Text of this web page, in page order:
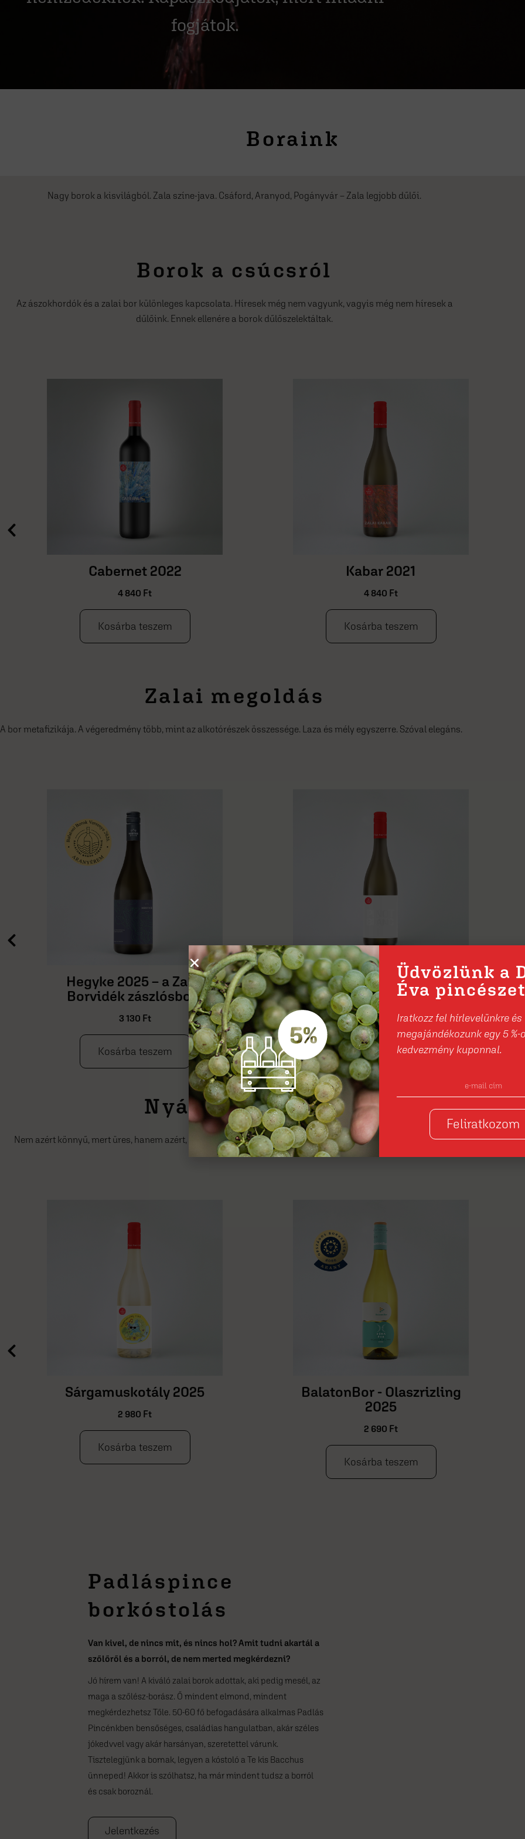
fogjátok.
Boraink
Nagy borok a kisvilágból. Zala színe-java. Csáford, Aranyod, Pogányvár – Zala legjobb dűlői.
Borok a csúcsról
Az ászokhordók és a zalai bor különleges kapcsolata. Híresek még nem vagyunk, vagyis még nem híresek a
dűlőink. Ennek ellenére a borok dűlőszelektáltak.
Kabar 2021
4 840 Ft
Kosárba teszem
Furmint 2021
4 840 Ft
Kosárba teszem
Zalai megoldás
A bor metafizikája. A végeredmény több, mint az alkotórészek összessége. Laza és mély egyszerre. Szóval elegáns.
Pinot blanc 2025
3 110Ft
Kosárba teszem
Sárdoné 2025
3 120
Kosárba teszem
Nyáron könnyű
Nem azért könnyű, mert üres, hanem azért, mert könnyű megszeretni őket, főleg nyáron. De nem csak nyáron.
Sárgamuskotály 2025
2 980 Ft
Kosárba teszem
BalatonBor - Olaszrizling
2025
2 690 Ft
Kosárba teszem
Padláspince
borkóstolás
Van kivel, de nincs mit, és nincs hol? Amit tudni akartál a
szőlőről és a borról, de nem merted megkérdezni?
Jó hírem van! A kiváló zalai borok adottak, aki pedig mesél, az
maga a szőlész-borász. Ő mindent elmond, mindent
megkérdezhetsz Tőle. 50-60 fő befogadására alkalmas Padlás
Pincénkben bensőséges, családias hangulatban, akár széles
jókedvvel vagy akár harsányan, szeretettel várunk.
Tisztelegjünk a bornak, legyen a kóstoló a Te kis Bacchus
ünneped! Akkor is szólhatsz, ha már mindent tudsz a borról
és csak boroznál.
Jelentkezés
Üdvözlünk a
Éva
Iratkozz fel hírlevelünkre és
megajándékozunk egy 5 %-
kedvezmény kuponnal.
Feliratkozom